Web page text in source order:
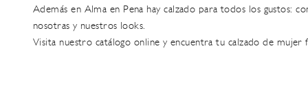
Además en Alma en Pena haycalzado para todos los gustos:
nosotras y nuestros looks.
Visita nuestro catálogo online y encuentra tu calzado de mujer